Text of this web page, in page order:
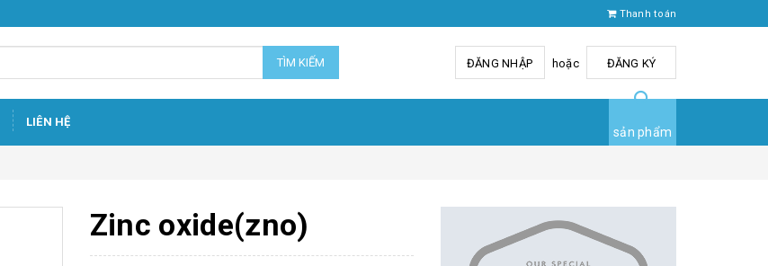
Thanh toán
TÌM KIẾM ĐĂNG NHẬP hoặc ĐĂNG KÝ
LIÊN HỆ
sản phẩm
Zinc oxide(zno)